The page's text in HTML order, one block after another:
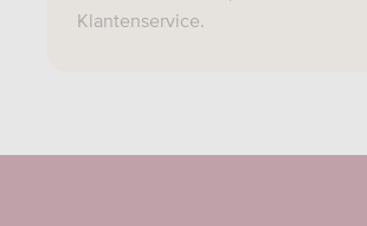
Klantenservice.